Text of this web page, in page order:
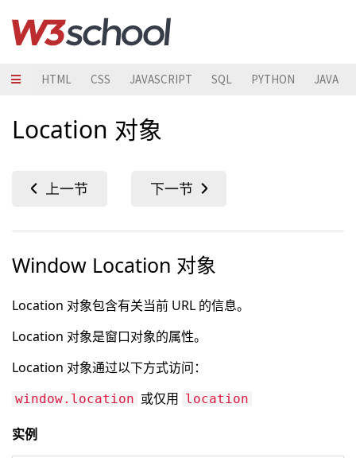
HTML CSS JAVASCRIPT SQL PYTHON JAVA
Location 对象
Window Location 对象
Location 对象包含有关当前 URL 的信息。
Location 对象是窗口对象的属性。
Location 对象通过以下方式访问：
window.location 或仅用 location
实例